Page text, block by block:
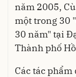
năm 2005,
một trong 30
30 năm" tại
Thành phố
Các tác